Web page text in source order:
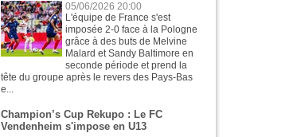
05/06/2026 20:00
L'équipe de France s'est
imposée 2-0 face à la Pologne
grâce à des buts de Melvine
Malard et Sandy Baltimore en
seconde période et prend la
tête du groupe après le revers des Pays-Bas
e...
Champion’s Cup Rekupo : Le FC
Vendenheim s'impose en U13